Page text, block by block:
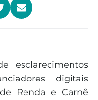
esclarecimentos
digitais
Renda e Carnê